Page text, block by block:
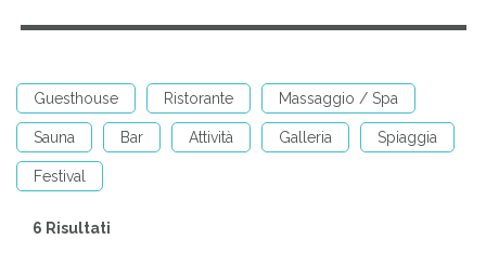
Guesthouse Ristorante Massaggio / Spa
Sauna Bar Attività Galleria Spiaggia
Festival
6 Risultati